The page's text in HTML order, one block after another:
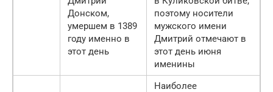
Донском,
умершем в 1389
году именно в
этот день
поэтому носители
мужского имени
Дмитрий отмечают в
этот день июня
именины
Наиболее